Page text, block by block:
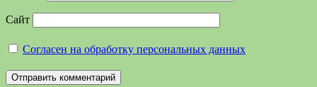
Сайт
Согласен на обработку персональных данных